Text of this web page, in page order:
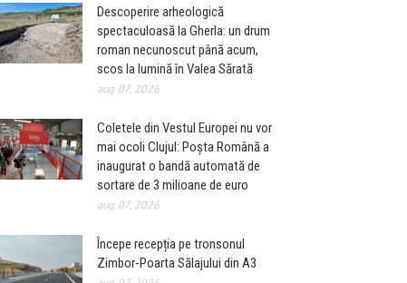
Descoperire arheologică
spectaculoasă la Gherla: un drum
roman necunoscut până acum,
scos la lumină în Valea Sărată
aug. 07, 2026
Coletele din Vestul Europei nu vor
mai ocoli Clujul: Poșta Română a
inaugurat o bandă automată de
sortare de 3 milioane de euro
aug. 07, 2026
Începe recepția pe tronsonul
Zimbor-Poarta Sălajului din A3